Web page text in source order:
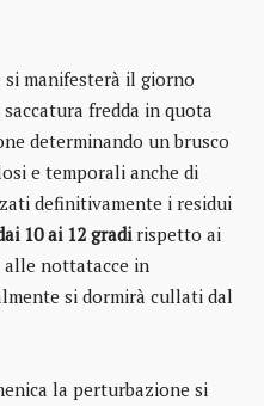
manifesterà il giorno
fredda in quota
determinando un brusco
e temporali anche di
definitivamente i residui
10 ai 12 gradirispetto ai
alle nottatacce in
si dormirà cullati dal
la perturbazione si